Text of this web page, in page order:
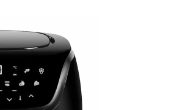
comedores
neveras